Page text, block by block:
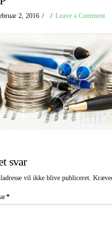
2, 2016 Leave a Comment
svar
vil ikke blive publiceret.
*